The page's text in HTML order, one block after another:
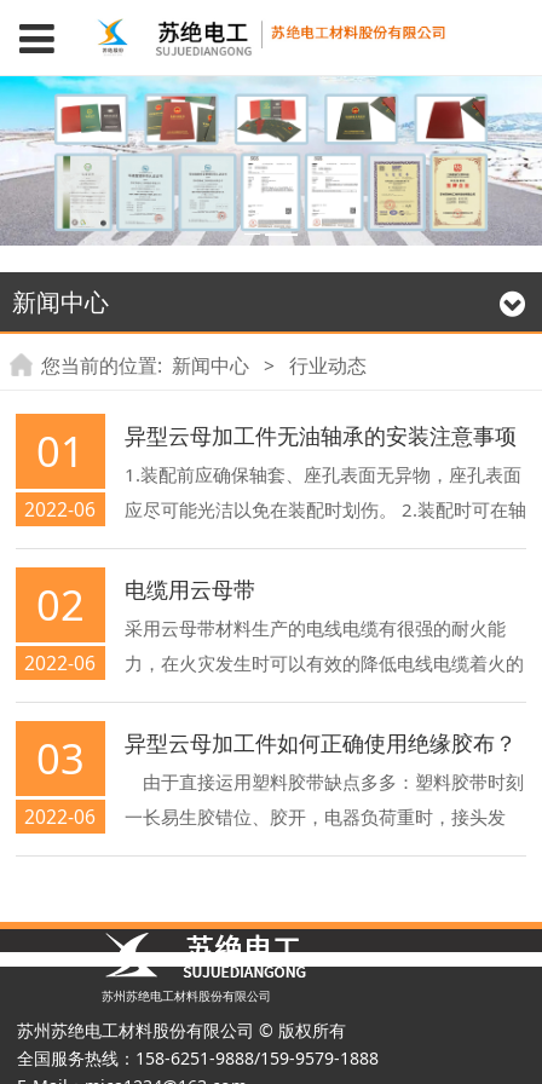
新闻中心
您当前的位置: 新闻中心 > 行业动态
01
2022-06
异型云母加工件无油轴承的安装注意事项
1.装配前应确保轴套、座孔表面无异物，座孔表面
应尽可能光洁以免在装配时划伤。 2.装配时可在轴
套外表面适当涂上润滑油，帮助轴套较方便的安
装，但是不易过多以免在重载或往复运动时轴套会
脱落出来。 3.装配时应采用芯轴慢慢压入，禁止知
己敲打轴套以免发生形变。 4.为了使装配更简单切
粗糙度为Rz2-3，表面可镀硬铬。
02
2022-06
电缆用云母带
采用云母带材料生产的电线电缆有很强的耐火能
力，在火灾发生时可以有效的降低电线电缆着火的
几率。任何地方都可能发生火灾，但当火灾发生在
人口聚集、安全要求特高的地方时，保证电力、信
息线缆在足够时间内维持正常工作是至关重要的，
否则将会造成极大危害。因此，用云母带生产的防
03
2022-06
异型云母加工件如何正确使用绝缘胶布？
由于直接运用塑料胶带缺点多多：塑料胶带时刻
一长易生胶错位、胶开，电器负荷重时，接头发
热，塑料胶带易熔化缩短；电器接头在接线盒内彼
些危险直接危及人身安全，导致线路适中，形成火
灾。而运用绝缘黑胶布就不会呈现以上状况，它具
有必定的强度、柔型，能长时刻紧裹着接头处，受
时刻及温度影响而干固定型，不会掉落，而且阻
燃。再者，用绝缘黑胶布裹后再裹胶带能防潮、防
苏州苏绝电工材料股份有限公司
苏州苏绝电工材料股份有限公司 © 版权所有
全国服务热线： 158-6251-9888/159-9579-1888